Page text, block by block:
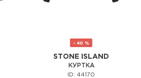
- 40 %
STONE ISLAND
КУРТКА
ID: 44170